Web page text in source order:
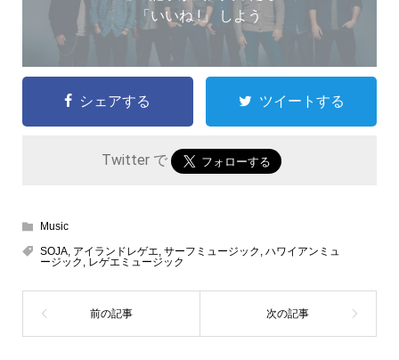
「いいね !」 しよう
シェアする ツイートする
Twitter で
Music
SOJA, アイランドレゲエ, サーフミュージック , ハワイアンミュ
ージック , レゲエミュージック